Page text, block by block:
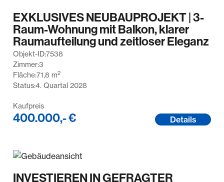
EXKLUSIVES NEUBAUPROJEKT | 3-
Raum-Wohnung mit Balkon, klarer
Raumaufteilung und zeitloser Eleganz
Objekt-ID:7538
Zimmer:3
Fläche:71,8 m2
Status:4. Quartal 2028
Kaufpreis
400.000,- € Details
INVESTIEREN IN GEFRAGTER